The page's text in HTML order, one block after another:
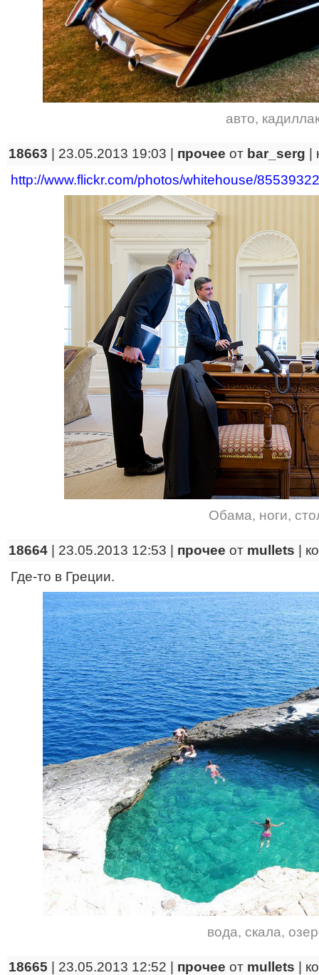
авто,
18663 | 23.05.2013 19:03 | прочее от bar_serg
http://www.flickr.com/photos/whitehouse/
Обама, ноги,
18664 | 23.05.2013 12:53 | прочее от mullets
Где-то в Греции.
вода, скала,
18665 | 23.05.2013 12:52 | прочее от mullets